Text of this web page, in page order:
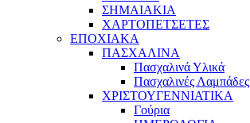
ΣΗΜΑΙΑΚΙΑ
ΧΑΡΤΟΠΕΤΣΕΤΕΣ
ΕΠΟΧΙΑΚΑ
ΠΑΣΧΑΛΙΝΑ
Πασχαλινά Υλικά
Πασχαλινές Λαμπάδες
ΧΡΙΣΤΟΥΓΕΝΝΙΑΤΙΚΑ
Γούρια